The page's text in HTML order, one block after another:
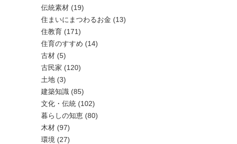
伝統素材 (19)
住まいにまつわるお金 (13)
住教育 (171)
住育のすすめ (14)
古材 (5)
古民家 (120)
土地 (3)
建築知識 (85)
文化・伝統 (102)
暮らしの知恵 (80)
木材 (97)
環境 (27)